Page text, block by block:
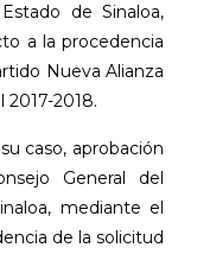
de Sinaloa,
a la procedencia
Nueva Alianza
2018.
caso, aprobación
General del
mediante el
de la solicitud